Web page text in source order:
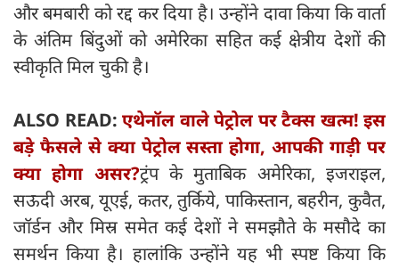
और बमबारी को रद्द कर दिया है। उन्होंने दावा किया कि वार्ता
के अंतिम बिंदुओं को अमेरिका सहित कई क्षेत्रीय देशों की
स्वीकृति मिल चुकी है।
ALSO READ: एथेनॉल वाले पेट्रोल पर टैक्स खत्म! इस
बड़े फैसले से क्या पेट्रोल सस्ता होगा, आपकी गाड़ी पर
क्या होगा असर?ट्रंप के मुताबिक अमेरिका, इजराइल,
सऊदी अरब, यूएई, कतर, तुर्किये, पाकिस्तान, बहरीन, कुवैत,
जॉर्डन और मिस्र समेत कई देशों ने समझौते के मसौदे का
समर्थन किया है। हालांकि उन्होंने यह भी स्पष्ट किया कि